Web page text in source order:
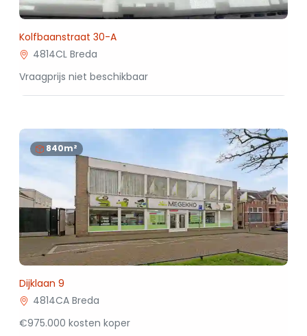
Kolfbaanstraat 30-A
4814CL Breda
Vraagprijs niet beschikbaar
840m²
Dijklaan 9
4814CA Breda
€975.000 kosten koper